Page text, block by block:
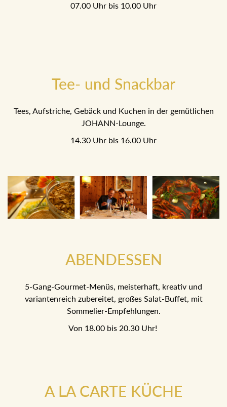
07.00 Uhr bis 10.00 Uhr
Tee- und Snackbar
Tees, Aufstriche, Gebäck und Kuchen in der gemütlichen
JOHANN-Lounge.
14.30 Uhr bis 16.00 Uhr
ABENDESSEN
5-Gang-Gourmet-Menüs, meisterhaft, kreativ und
variantenreich zubereitet, großes Salat-Buffet, mit
Sommelier-Empfehlungen.
Von 18.00 bis 20.30 Uhr!
A LA CARTE KÜCHE